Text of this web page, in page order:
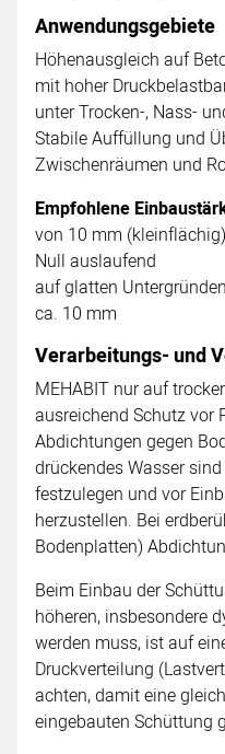
Anwendungsgebiete
Höhenausgleich auf
mit hoher
unter Trocken-, Nass-
Stabile Auffüllung und
Zwischenräumen und
Empfohlene
von 10 mm
Null auslaufend
auf glatten
ca. 10 mm
Verarbeitungs- und
MEHABIT nur auf
ausreichend Schutz vor
Abdichtungen gegen
drückendes Wasser
festzulegen und vor
herzustellen. Bei
Bodenplatten)
Beim Einbau der
höheren, insbesondere
werden muss, ist auf
Druckverteilung
achten, damit eine
eingebauten Schüttung